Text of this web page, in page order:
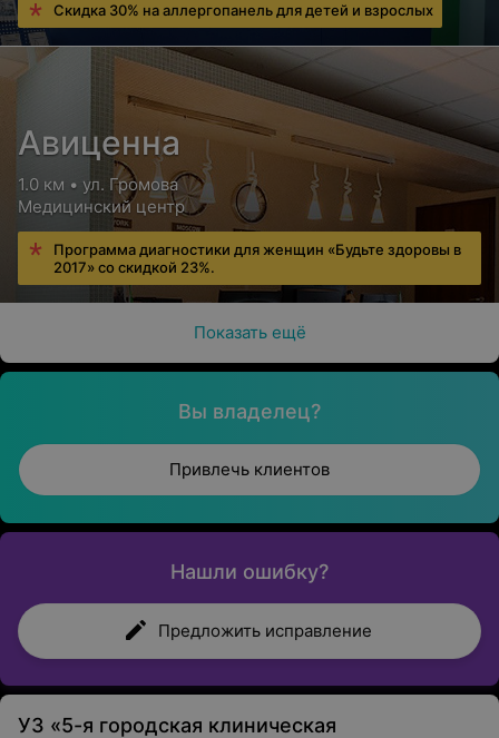
Скидка 30% на аллергопанель для детей и взрослых
Авиценна
1.0 км • ул. Громова
Медицинский центр
Программа диагностики для женщин «Будьте здоровы в
2017» со скидкой 23%.
Показать ещё
Вы владелец?
Привлечь клиентов
Нашли ошибку?
Предложить исправление
УЗ «5-я городская клиническая